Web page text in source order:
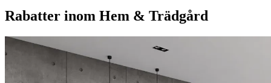
Rabatter inom Hem & Trädgård